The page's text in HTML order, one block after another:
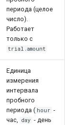
периода (целое
число).
Работает
только с
trial.amount
Единица
измерения
интервала
пробного
периода ( hour -
час, day - день